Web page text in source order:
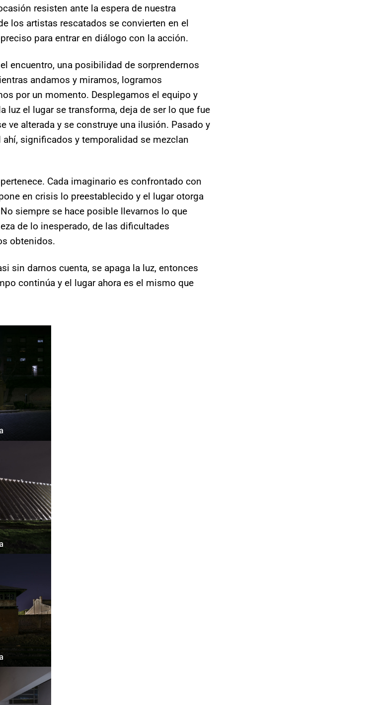
resisten ante la espera de nuestra
los artistas rescatados se convierten en el
para entrar en diálogo con la acción.
encuentro, una posibilidad de sorprendernos
andamos y miramos, logramos
por un momento. Desplegamos el equipo y
luz el lugar se transforma, deja de ser lo que fue
ve alterada y se construye una ilusión. Pasado y
significados y temporalidad se mezclan
Cada imaginario es confrontado con
en crisis lo preestablecido y el lugar otorga
siempre se hace posible llevarnos lo que
de lo inesperado, de las dificultades
obtenidos.
sin darnos cuenta, se apaga la luz, entonces
continúa y el lugar ahora es el mismo que